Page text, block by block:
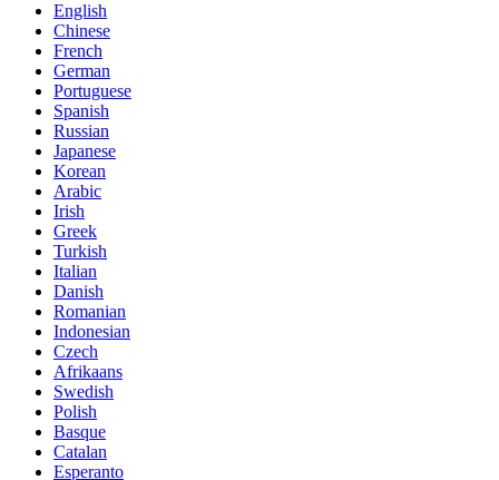
English
Chinese
French
German
Portuguese
Spanish
Russian
Japanese
Korean
Arabic
Irish
Greek
Turkish
Italian
Danish
Romanian
Indonesian
Czech
Afrikaans
Swedish
Polish
Basque
Catalan
Esperanto